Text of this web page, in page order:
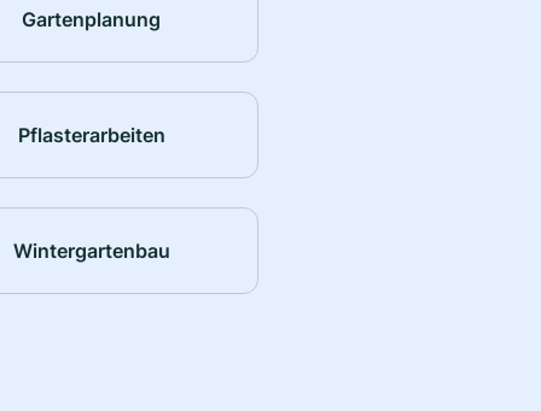
Gartenplanung
Pflasterarbeiten
Wintergartenbau